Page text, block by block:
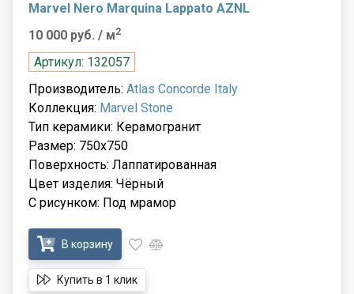
Marvel Nero Marquina Lappato AZNL
10 000 руб. / м2
Артикул: 132057
Производитель: Atlas Concorde Italy
Коллекция: Marvel Stone
Тип керамики: Керамогранит
Размер: 750x750
Поверхность: Лаппатированная
Цвет изделия: Чёрный
С рисунком: Под мрамор
В корзину
Купить в 1 клик